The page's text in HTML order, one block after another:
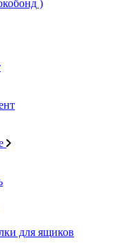
)
для ящиков